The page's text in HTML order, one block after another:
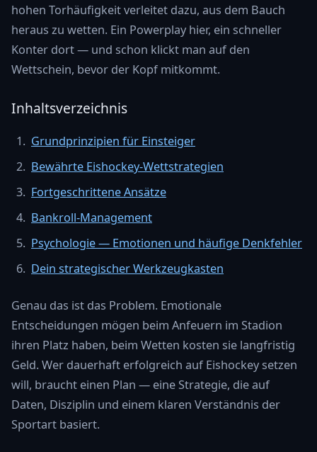
hohen Torhäufigkeit verleitet dazu, aus dem Bauch
heraus zu wetten. Ein Powerplay hier, ein schneller
Konter dort — und schon klickt man auf den
Wettschein, bevor der Kopf mitkommt.
Inhaltsverzeichnis
Grundprinzipien für Einsteiger
Bewährte Eishockey-Wettstrategien
Fortgeschrittene Ansätze
Bankroll-Management
Psychologie — Emotionen und häufige Denkfehler
Dein strategischer Werkzeugkasten
Genau das ist das Problem. Emotionale
Entscheidungen mögen beim Anfeuern im Stadion
ihren Platz haben, beim Wetten kosten sie langfristig
Geld. Wer dauerhaft erfolgreich auf Eishockey setzen
will, braucht einen Plan — eine Strategie, die auf
Daten, Disziplin und einem klaren Verständnis der
Sportart basiert.